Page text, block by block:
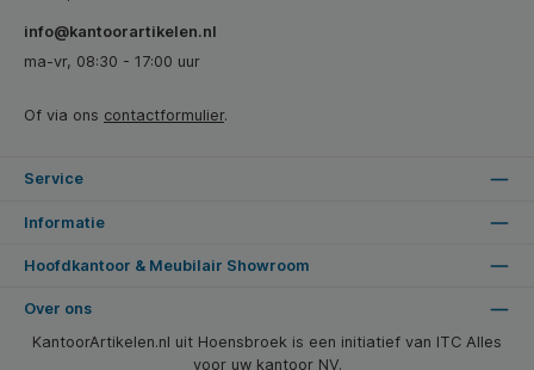
info@kantoorartikelen.nl
ma-vr, 08:30 - 17:00 uur
Of via ons contactformulier.
Service
Informatie
Hoofdkantoor & Meubilair Showroom
Over ons
KantoorArtikelen.nl uit Hoensbroek is een initiatief van ITC Alles
voor uw kantoor NV.